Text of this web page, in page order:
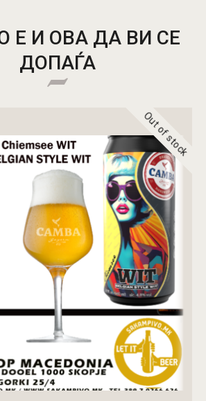
Е И ОВА ДА ВИ СЕ
ДОПАЃА
Out of stock